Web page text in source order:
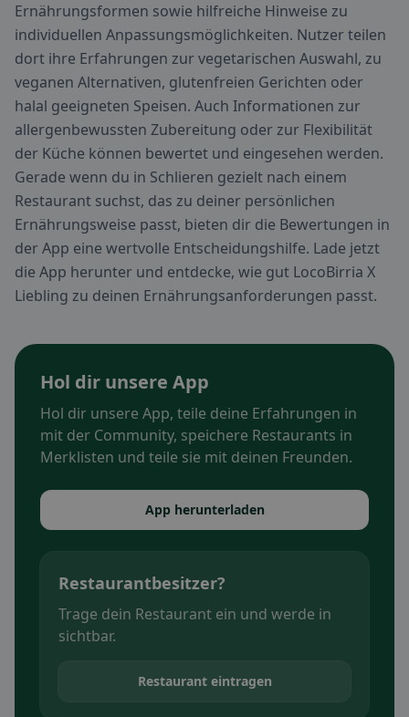
Ernährungsformen sowie hilfreiche Hinweise zu
individuellen Anpassungsmöglichkeiten. Nutzer teilen
dort ihre Erfahrungen zur vegetarischen Auswahl, zu
veganen Alternativen, glutenfreien Gerichten oder
halal geeigneten Speisen. Auch Informationen zur
allergenbewussten Zubereitung oder zur Flexibilität
der Küche können bewertet und eingesehen werden.
Gerade wenn du in Schlieren gezielt nach einem
Restaurant suchst, das zu deiner persönlichen
Ernährungsweise passt, bieten dir die Bewertungen in
der App eine wertvolle Entscheidungshilfe. Lade jetzt
die App herunter und entdecke, wie gut LocoBirria X
Liebling zu deinen Ernährungsanforderungen passt.
Hol dir unsere App
Hol dir unsere App, teile deine Erfahrungen in
mit der Community, speichere Restaurants in
Merklisten und teile sie mit deinen Freunden.
App herunterladen
Restaurantbesitzer?
Trage dein Restaurant ein und werde in
sichtbar.
Restaurant eintragen